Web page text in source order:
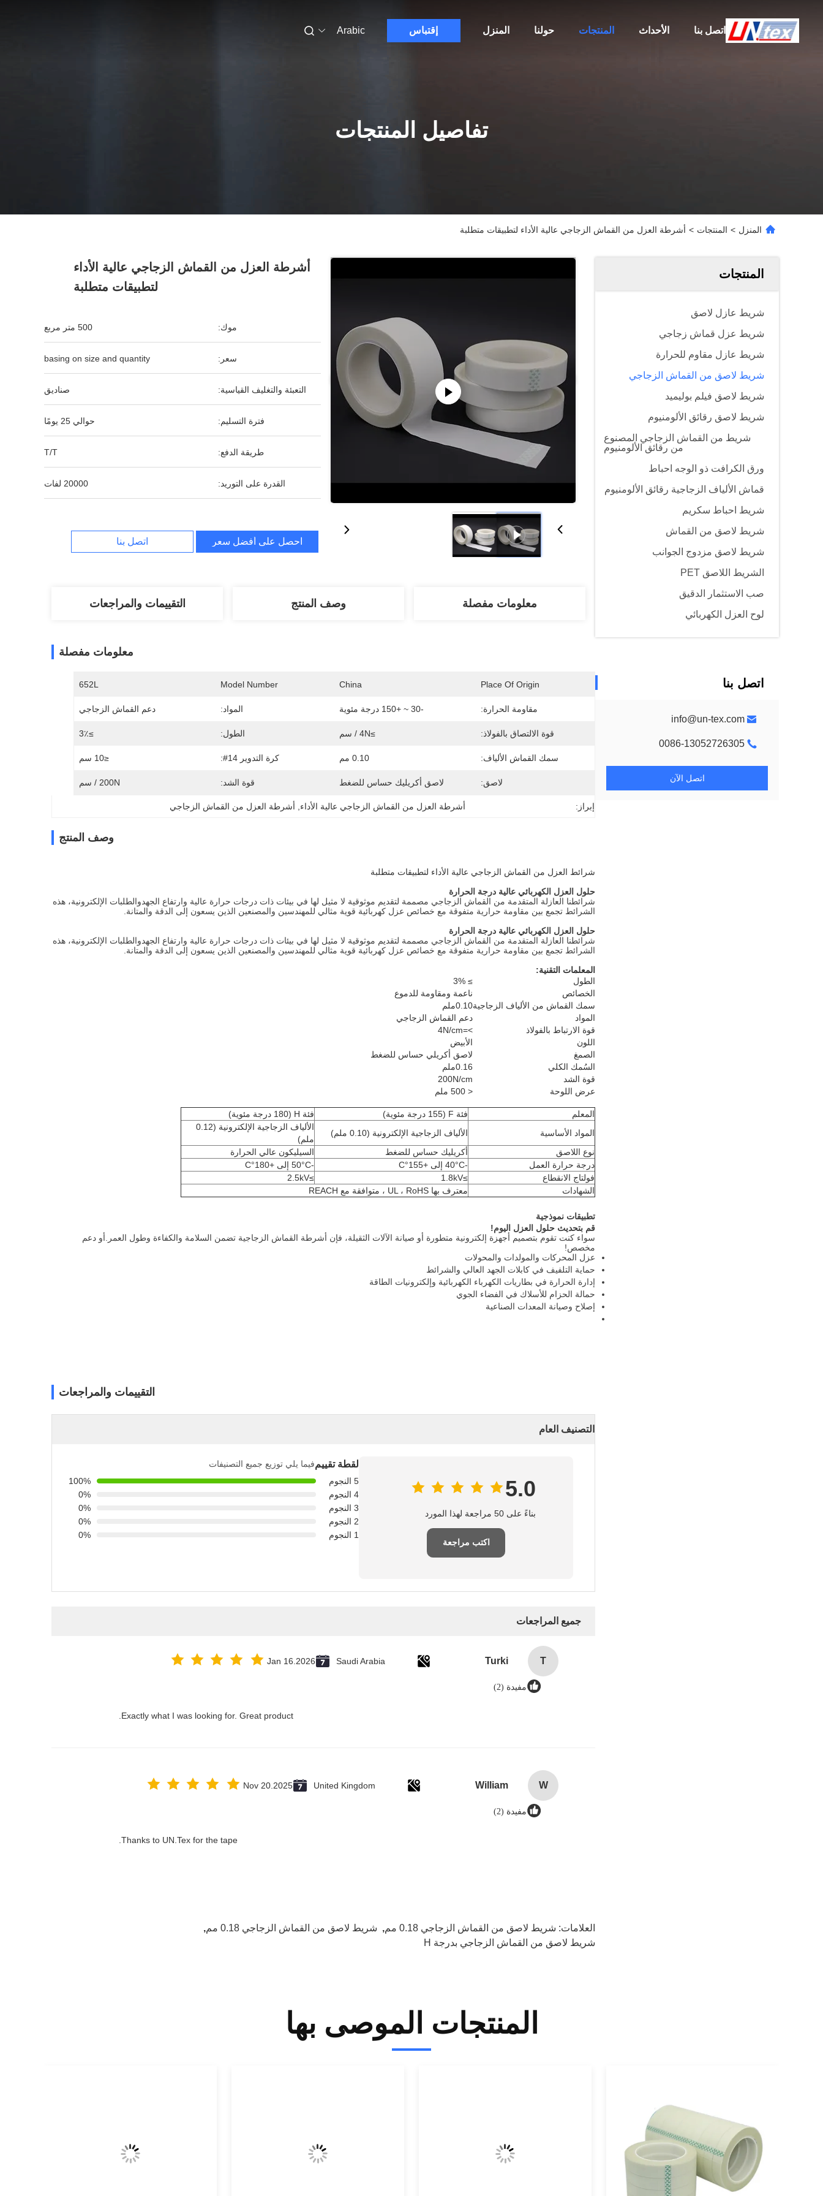
المنزل حولنا المنتجات الأحداث اتصل بنا إقتباس Arabic
تفاصيل المنتجات
المنزل > المنتجات > أشرطة العزل من القماش الزجاجي عالية الأداء لتطبيقات متطلبة
المنتجات
شريط عازل لاصق
شريط عزل قماش زجاجي
شريط عازل مقاوم للحرارة
شريط لاصق من القماش الزجاجي
شريط لاصق فيلم بوليميد
شريط لاصق رقائق الألومنيوم
شريط من القماش الزجاجي المصنوع
من رقائق الألومنيوم
ورق الكرافت ذو الوجه احباط
قماش الألياف الزجاجية رقائق الألومنيوم
شريط احباط سكريم
شريط لاصق من القماش
شريط لاصق مزدوج الجوانب
الشريط اللاصق PET
صب الاستثمار الدقيق
لوح العزل الكهربائي
اتصل بنا
info@un-tex.com
0086-13052726305
اتصل الآن
أشرطة العزل من القماش الزجاجي عالية الأداء
لتطبيقات متطلبة
موك: 500 متر مربع
سعر: basing on size and quantity
التعبئة والتغليف القياسية: صناديق
فترة التسليم: حوالي 25 يومًا
طريقة الدفع: T/T
القدرة على التوريد: 20000 لفات
احصل على أفضل سعر اتصل بنا
معلومات مفصلة وصف المنتج التقييمات والمراجعات
معلومات مفصلة
Place Of Origin
China
Model Number
652L
مقاومة الحرارة: -30 ~ +150 درجة مئوية المواد: دعم القماش الزجاجي
قوة الالتصاق بالفولاذ: ≥4N / سم الطول: ≥3٪
سمك القماش الألياف: 0.10 مم كرة التدوير 14#: ≤10 سم
لاصق: لاصق أكريليك حساس للضغط قوة الشد: 200N / سم
إبراز: أشرطة العزل من القماش الزجاجي عالية الأداء أشرطة العزل من القماش الزجاجي
وصف المنتج
شرائط العزل من القماش الزجاجي عالية الأداء لتطبيقات متطلبة
حلول العزل الكهربائي عالية درجة الحرارة
شرائطنا العازلة المتقدمة من القماش الزجاجي مصممة لتقديم موثوقية لا مثيل لها في بيئات ذات درجات حرارة عالية وارتفاع الجهدوالطلبات الإلكترونية، هذه
الشرائط تجمع بين مقاومة حرارية متفوقة مع خصائص عزل كهربائية قوية مثالي للمهندسين والمصنعين الذين يسعون إلى الدقة والمتانة.
حلول العزل الكهربائي عالية درجة الحرارة
شرائطنا العازلة المتقدمة من القماش الزجاجي مصممة لتقديم موثوقية لا مثيل لها في بيئات ذات درجات حرارة عالية وارتفاع الجهدوالطلبات الإلكترونية، هذه
الشرائط تجمع بين مقاومة حرارية متفوقة مع خصائص عزل كهربائية قوية مثالي للمهندسين والمصنعين الذين يسعون إلى الدقة والمتانة.
المعلمات التقنية:
الطول
≥ 3%
الخصائص
ناعمة ومقاومة للدموع
سمك القماش من الألياف الزجاجية0.10ملم
المواد
دعم القماش الزجاجي
قوة الارتباط بالفولاذ
>=4N/cm
اللون
الأبيض
الصمغ
لاصق أكريلي حساس للضغط
السُمك الكلي
0.16ملم
قوة الشد
200N/cm
عرض اللوحة
< 500 ملم
المعلم فئة F (155 درجة مئوية)
فئة H (180 درجة مئوية)
المواد الأساسية
الألياف الزجاجية الإلكترونية (0.10 ملم)
الألياف الزجاجية الإلكترونية (0.12
ملم)
نوع اللاصق
أكريليك حساس للضغط
السيليكون عالي الحرارة
درجة حرارة العمل
-40°C إلى +155°C
-50°C إلى +180°C
فولتاج الانقطاع
≥1.8kV
≥2.5kV
الشهادات
معترف بها UL ، RoHS ، متوافقة مع REACH
تطبيقات نموذجية
قم بتحديث حلول العزل اليوم!
سواء كنت تقوم بتصميم أجهزة إلكترونية متطورة أو صيانة الآلات الثقيلة، فإن أشرطة القماش الزجاجية تضمن السلامة والكفاءة وطول العمر.أو دعم
مخصص!
عزل المحركات والمولدات والمحولات
حماية التلفيف في كابلات الجهد العالي والشرائط
إدارة الحرارة في بطاريات الكهرباء الكهربائية وإلكترونيات الطاقة
حمالة الحزام للأسلاك في الفضاء الجوي
إصلاح وصيانة المعدات الصناعية
التقييمات والمراجعات
التصنيف العام
5.0
بناءً على 50 مراجعة لهذا المورد
اكتب مراجعة
لقطة تقييمفيما يلي توزيع جميع التصنيفات
5 النجوم
100%
4 النجوم
0%
3 النجوم
0%
2 النجوم
0%
1 النجوم
0%
جميع المراجعات
T
Turki
Saudi Arabia
Jan 16.2026
مفيدة (2)
Exactly what I was looking for. Great product.
W
William
United Kingdom
Nov 20.2025
مفيدة (2)
Thanks to UN.Tex for the tape.
العلامات: شريط لاصق من القماش الزجاجي 0.18 مم , شريط لاصق من القماش الزجاجي 0.18 مم
,
شريط لاصق من القماش الزجاجي بدرجة H
المنتجات الموصى بها